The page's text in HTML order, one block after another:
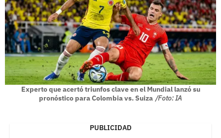
Experto que acertó triunfos clave en el Mundial lanzó su
pronóstico para Colombia vs. Suiza /Foto: IA
PUBLICIDAD